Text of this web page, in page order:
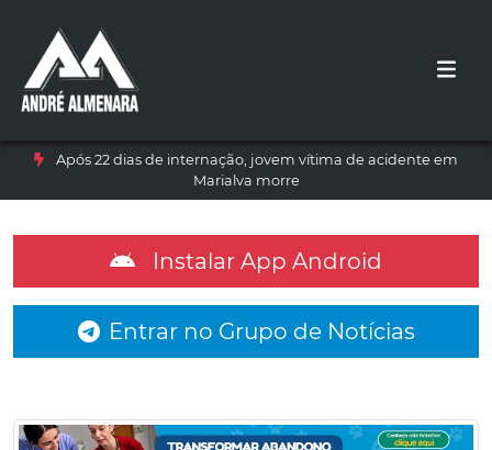
Após 22 dias de internação, jovem vítima de acidente em
Marialva morre
Instalar App Android
Entrar no Grupo de Notícias